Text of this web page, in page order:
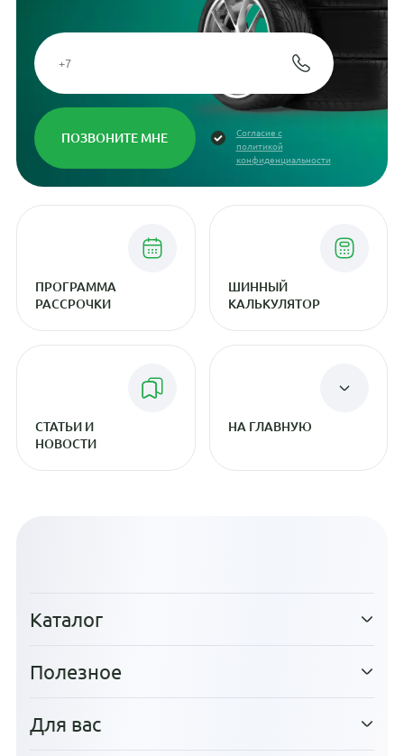
Согласие с
политикой
конфиденциальности
ПРОГРАММА
РАССРОЧКИ
ШИННЫЙ
КАЛЬКУЛЯТОР
СТАТЬИ И
НОВОСТИ
НА ГЛАВНУЮ
Каталог
Полезное
Для вас